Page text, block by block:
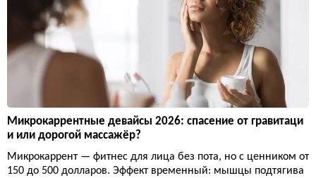
Микрокаррентные девайсы 2026: спасение от гравитаци
и или дорогой массажёр?
Микрокаррент — фитнес для лица без пота, но с ценником от
150 до 500 долларов. Эффект временный: мышцы подтягива